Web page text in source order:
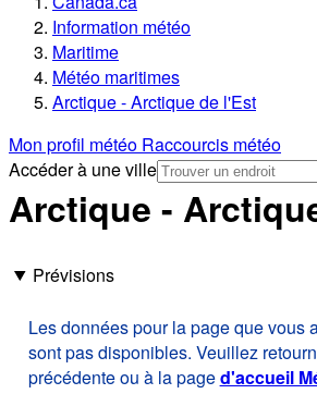
Information météo
Maritime
Météo maritimes
Arctique - Arctique de l'Est
Mon profil météo Raccourcis météo
Accéder à une ville
Arctique -
Prévisions
Les données pour la page que vous
sont pas disponibles. Veuillez
précédente ou à la paged'accueil